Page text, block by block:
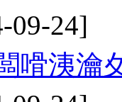
09-24]
嗗洟瀹